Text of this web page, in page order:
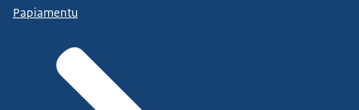
Papiamentu